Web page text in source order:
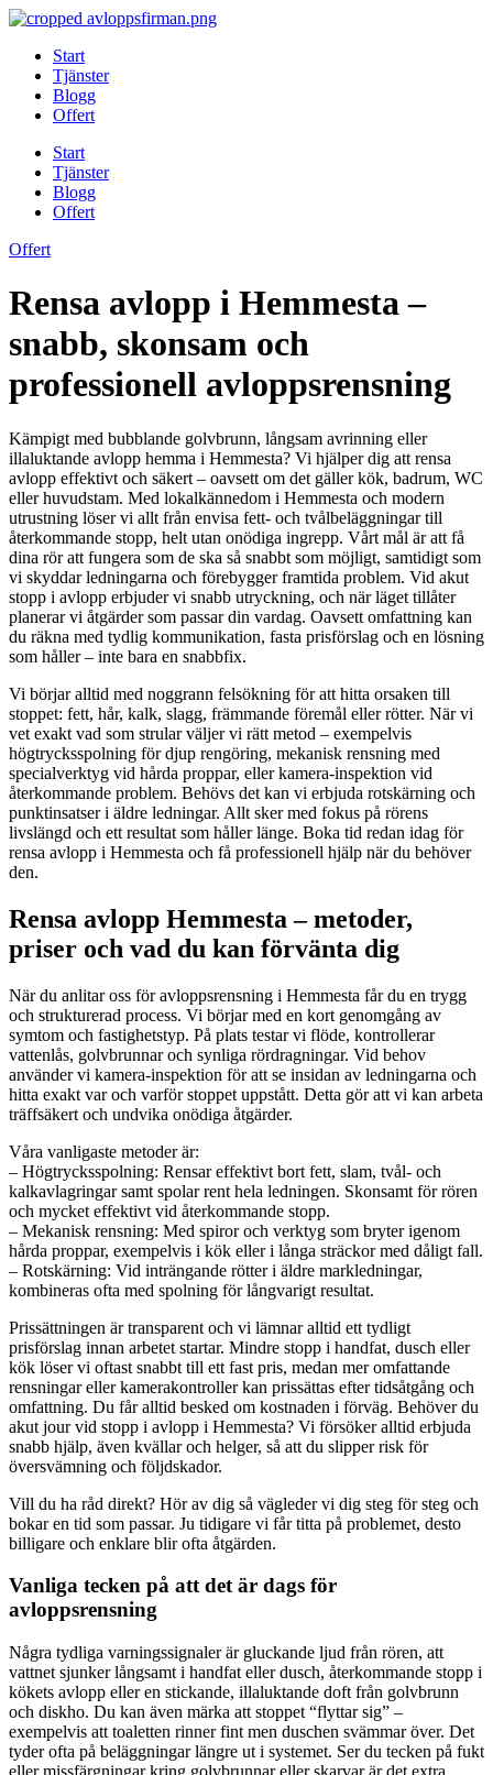
Skip
contentStart
Tjänster
Blogg
Offert
Start
Tjänster
Blogg
Offert
Offert
Rensa avlopp i Hemmesta –
snabb, skonsam och
professionell avloppsrensning
Kämpigt med bubblande golvbrunn, långsam avrinning eller
illaluktande avlopp hemma i Hemmesta? Vi hjälper dig att rensa
avlopp effektivt och säkert – oavsett om det gäller kök, badrum, WC
eller huvudstam. Med lokalkännedom i Hemmesta och modern
utrustning löser vi allt från envisa fett- och tvålbeläggningar till
återkommande stopp, helt utan onödiga ingrepp. Vårt mål är att få
dina rör att fungera som de ska så snabbt som möjligt, samtidigt som
vi skyddar ledningarna och förebygger framtida problem. Vid akut
stopp i avlopp erbjuder vi snabb utryckning, och när läget tillåter
planerar vi åtgärder som passar din vardag. Oavsett omfattning kan
du räkna med tydlig kommunikation, fasta prisförslag och en lösning
som håller – inte bara en snabbfix.
Vi börjar alltid med noggrann felsökning för att hitta orsaken till
stoppet: fett, hår, kalk, slagg, främmande föremål eller rötter. När vi
vet exakt vad som strular väljer vi rätt metod – exempelvis
högtrycksspolning för djup rengöring, mekanisk rensning med
specialverktyg vid hårda proppar, eller kamera-inspektion vid
återkommande problem. Behövs det kan vi erbjuda rotskärning och
punktinsatser i äldre ledningar. Allt sker med fokus på rörens
livslängd och ett resultat som håller länge. Boka tid redan idag för
rensa avlopp i Hemmesta och få professionell hjälp när du behöver
den.
Rensa avlopp Hemmesta – metoder,
priser och vad du kan förvänta dig
När du anlitar oss för avloppsrensning i Hemmesta får du en trygg
och strukturerad process. Vi börjar med en kort genomgång av
symtom och fastighetstyp. På plats testar vi flöde, kontrollerar
vattenlås, golvbrunnar och synliga rördragningar. Vid behov
använder vi kamera-inspektion för att se insidan av ledningarna och
hitta exakt var och varför stoppet uppstått. Detta gör att vi kan arbeta
träffsäkert och undvika onödiga åtgärder.
Våra vanligaste metoder är:
– Högtrycksspolning: Rensar effektivt bort fett, slam, tvål- och
kalkavlagringar samt spolar rent hela ledningen. Skonsamt för rören
och mycket effektivt vid återkommande stopp.
– Mekanisk rensning: Med spiror och verktyg som bryter igenom
hårda proppar, exempelvis i kök eller i långa sträckor med dåligt fall.
– Rotskärning: Vid inträngande rötter i äldre markledningar,
kombineras ofta med spolning för långvarigt resultat.
Prissättningen är transparent och vi lämnar alltid ett tydligt
prisförslag innan arbetet startar. Mindre stopp i handfat, dusch eller
kök löser vi oftast snabbt till ett fast pris, medan mer omfattande
rensningar eller kamerakontroller kan prissättas efter tidsåtgång och
omfattning. Du får alltid besked om kostnaden i förväg. Behöver du
akut jour vid stopp i avlopp i Hemmesta? Vi försöker alltid erbjuda
snabb hjälp, även kvällar och helger, så att du slipper risk för
översvämning och följdskador.
Vill du ha råd direkt? Hör av dig så vägleder vi dig steg för steg och
bokar en tid som passar. Ju tidigare vi får titta på problemet, desto
billigare och enklare blir ofta åtgärden.
Vanliga tecken på att det är dags för
avloppsrensning
Några tydliga varningssignaler är gluckande ljud från rören, att
vattnet sjunker långsamt i handfat eller dusch, återkommande stopp i
kökets avlopp eller en stickande, illaluktande doft från golvbrunn
och diskho. Du kan även märka att stoppet “flyttar sig” –
exempelvis att toaletten rinner fint men duschen svämmar över. Det
tyder ofta på beläggningar längre ut i systemet. Ser du tecken på fukt